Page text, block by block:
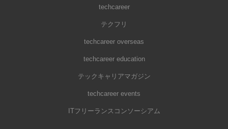
techcareer
テクフリ
techcareer overseas
techcareer education
テックキャリアマガジン
techcareer events
ITフリーランスコンソーシアム